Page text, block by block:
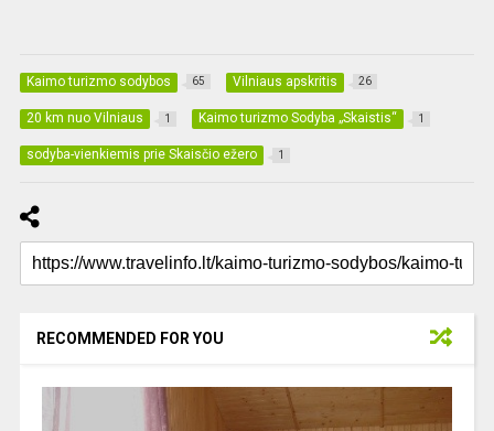
Kaimo turizmo sodybos 65 Vilniaus apskritis 26
20 km nuo Vilniaus 1 Kaimo turizmo Sodyba „Skaistis“ 1
sodyba-vienkiemis prie Skaisčio ežero 1
RECOMMENDED FOR YOU